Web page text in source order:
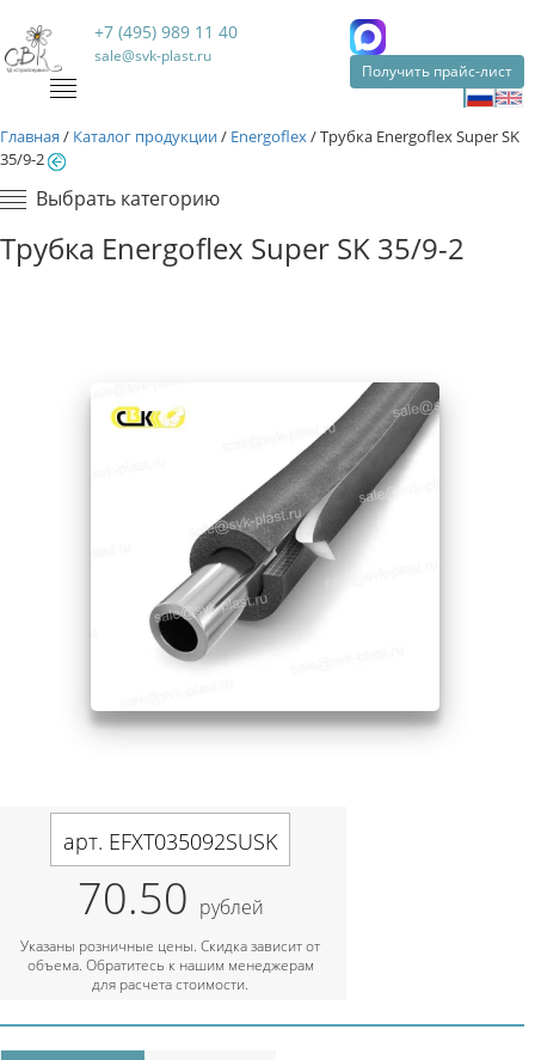
+7 (495) 989 11 40
sale@svk-plast.ru
Получить прайс-лист
Главная / Каталог продукции/ Energoflex/Трубкa Energoflex Super SK
35/9-2
Выбрать категорию
Трубкa Energoflex Super SK 35/9-2
арт. EFXT035092SUSK
70.50 рублей
Указаны розничные цены. Скидка зависит от
объема. Обратитесь к нашим менеджерам
для расчета стоимости.